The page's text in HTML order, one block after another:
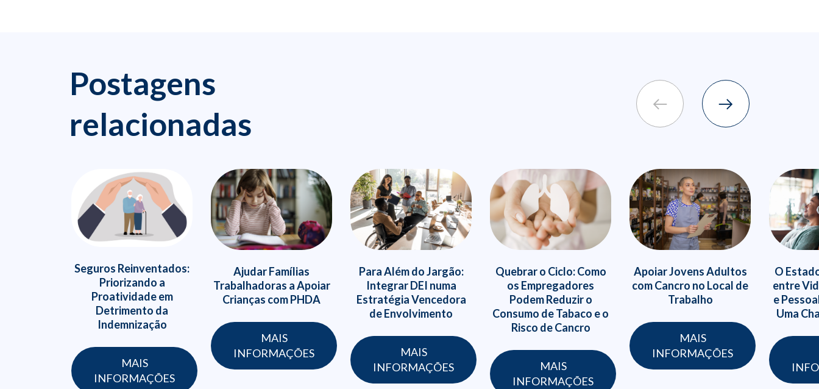
Postagens
relacionadas
Seguros Reinventados:
Priorizando a
Proatividade em
Detrimento da
Indemnização
MAIS
INFORMAÇÕES
Ajudar Famílias
Trabalhadoras a Apoiar
Crianças com PHDA
MAIS
INFORMAÇÕES
Para Além do Jargão:
Integrar DEI numa
Estratégia Vencedora
de Envolvimento
MAIS
INFORMAÇÕES
Quebrar o Ciclo: Como
os Empregadores
Podem Reduzir o
Consumo de Tabaco e o
Risco de Cancro
MAIS
INFORMAÇÕES
Apoiar Jovens Adultos
com Cancro no Local de
Trabalho
MAIS
INFORMAÇÕES
O
entre
e
Uma